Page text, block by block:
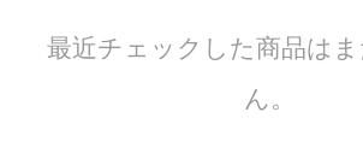
最近チェックした商品は
ん。